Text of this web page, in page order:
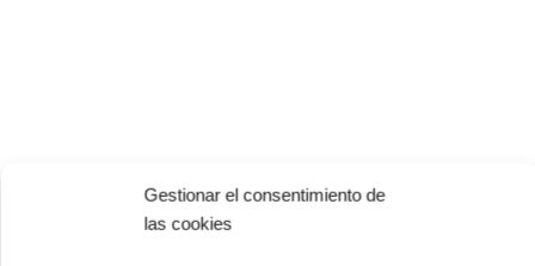
Gestionar el consentimiento de
las cookies